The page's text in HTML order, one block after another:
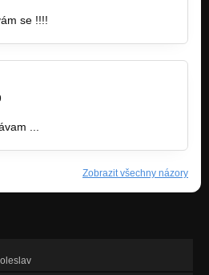
se !!!!
...
Zobrazit všechny názory